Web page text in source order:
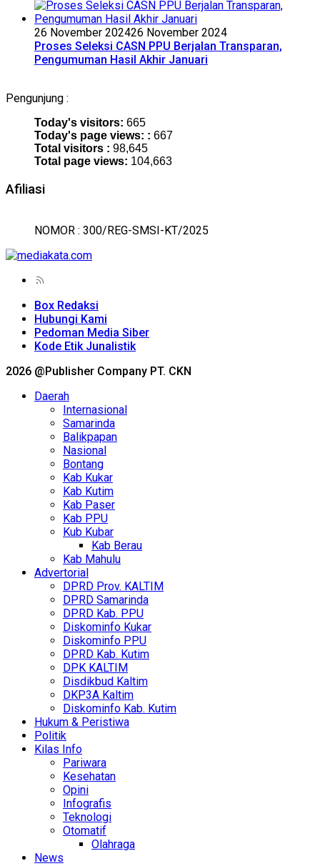
26 November 202426 November 2024
Proses Seleksi CASN PPU Berjalan Transparan,
Pengumuman Hasil Akhir Januari
Pengunjung :
Today's visitors: 665
Today's page views: : 667
Total visitors : 98,645
Total page views: 104,663
Afiliasi
NOMOR : 300/REG-SMSI-KT/2025
Box Redaksi
Hubungi Kami
Pedoman Media Siber
Kode Etik Junalistik
2026 @Publisher Company PT. CKN
Daerah
Internasional
Samarinda
Balikpapan
Nasional
Bontang
Kab Kukar
Kab Kutim
Kab Paser
Kab PPU
Kub Kubar
Kab Berau
Kab Mahulu
Advertorial
DPRD Prov. KALTIM
DPRD Samarinda
DPRD Kab. PPU
Diskominfo Kukar
Diskominfo PPU
DPRD Kab. Kutim
DPK KALTIM
Disdikbud Kaltim
DKP3A Kaltim
Diskominfo Kab. Kutim
Hukum & Peristiwa
Politik
Kilas Info
Pariwara
Kesehatan
Opini
Infografis
Teknologi
Otomatif
Olahraga
News